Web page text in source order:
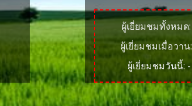
ผู้เยี่ยมชมทั้งหมด:
ผู้เยี่ยมชมเมื่อวาน:
ผู้เยี่ยมชมวันนี้: -